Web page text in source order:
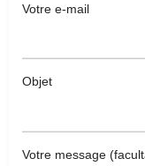
Votre e-mail
Objet
Votre message